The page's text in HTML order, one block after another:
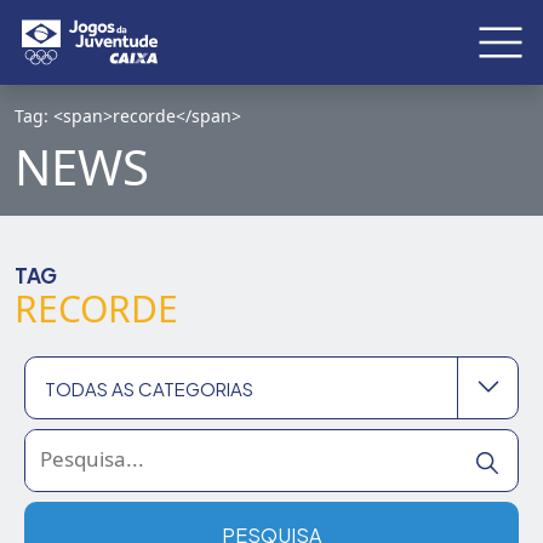
Tag: <span>recorde</span>
NEWS
TAG
RECORDE
TODAS AS CATEGORIAS
2026
PESQUISA